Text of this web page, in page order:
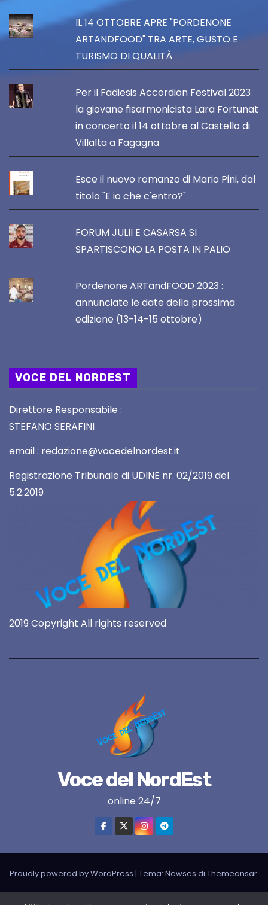
IL 14 OTTOBRE APRE "PORDENONE
ARTANDFOOD" TRA ARTE, GUSTO E
TURISMO DI QUALITÀ
Per il Fadiesis Accordion Festival 2023
la giovane fisarmonicista Lara Fortunat
in concerto il 14 ottobre al Castello di
Villalta a Fagagna
Esce il nuovo romanzo di Mario Pini, dal
titolo "E io che c'entro?"
FORUM JULII E CASARSA SI
SPARTISCONO LA POSTA IN PALIO
Pordenone ARTandFOOD 2023 :
annunciate le date della prossima
edizione (13-14-15 ottobre)
VOCE DEL NORDEST
Direttore Responsabile :
STEFANO SERAFINI
email : redazione@vocedelnordest.it
Registrazione Tribunale di UDINE nr. 02/2019 del
5.2.2019
2019 Copyright All rights reserved
Voce del NordEst
online 24/7
Proudly powered by WordPress | Tema: Newses di Themeansar.